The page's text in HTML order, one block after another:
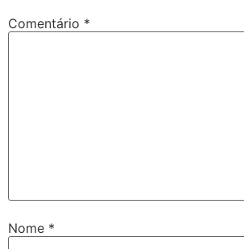
Comentário *
Nome *